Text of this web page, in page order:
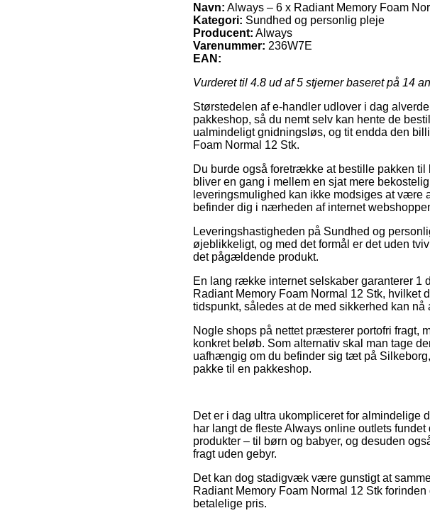
Navn: Always – 6 x Radiant Memory Foam
Kategori: Sundhed og personlig pleje
Producent: Always
Varenummer: 236W7E
EAN:
Vurderet til 4.8 ud af 5 stjerner baseret på 14
Størstedelen af e-handler udlover i dag
pakkeshop, så du nemt selv kan hente de
ualmindeligt gnidningsløs, og tit endda den
Foam Normal 12 Stk.
Du burde også foretrække at bestille pakken
bliver en gang i mellem en sjat mere
leveringsmulighed kan ikke modsiges at være
befinder dig i nærheden af internet
Leveringshastigheden på Sundhed og
øjeblikkeligt, og med det formål er det uden
det pågældende produkt.
En lang række internet selskaber garanterer 1
Radiant Memory Foam Normal 12 Stk, hvilket
tidspunkt, således at de med sikkerhed kan
Nogle shops på nettet præsterer portofri fragt,
konkret beløb. Som alternativ skal man tage
uafhængig om du befinder sig tæt på
pakke til en pakkeshop.
Det er i dag ultra ukompliceret for almindelige
har langt de fleste Always online outlets
produkter – til børn og babyer, og desuden
fragt uden gebyr.
Det kan dog stadigvæk være gunstigt at
Radiant Memory Foam Normal 12 Stk
betalelige pris.